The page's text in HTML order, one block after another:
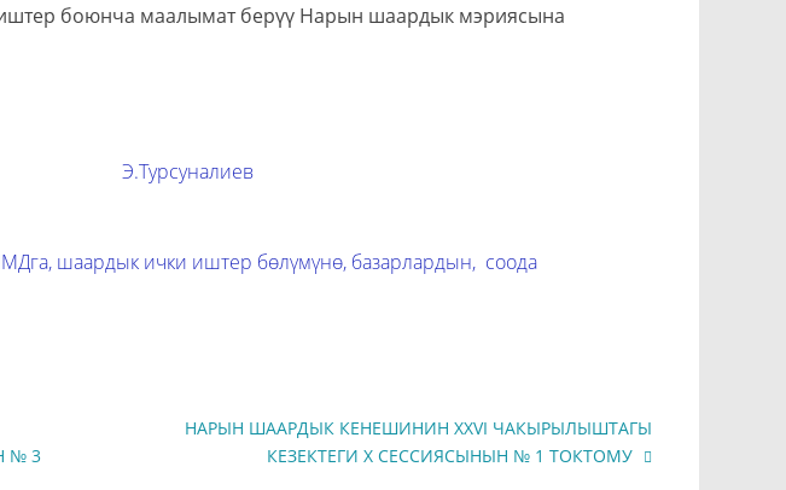
боюнча маалымат берүү Нарын шаардык мэриясына
шаардык ички иштер бөлүмүнө, базарлардын, соода
№ 3
НАРЫН ШААРДЫК КЕНЕШИНИН XXVI ЧАКЫРЫЛЫШТАГЫ
КЕЗЕКТЕГИ X СЕССИЯСЫНЫН № 1 ТОКТОМУ